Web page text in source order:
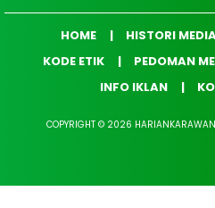
HOME HISTORI
KODE ETIK
PEDOMAN
INFO IKLAN
COPYRIGHT © 2026